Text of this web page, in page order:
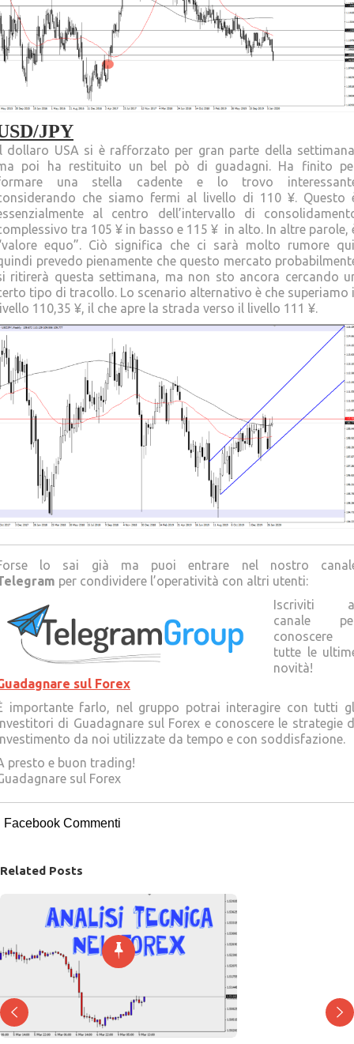
JPY
dollaro USA si è rafforzato per gran parte della
poi ha restituito un bel pò di guadagni. Ha finito
una stella cadente e lo trovo
che siamo fermi al livello di 110 ¥. Questo
al centro dell’intervallo di
tra 105 ¥ in basso e 115 ¥ in alto. In altre parole,
equo”. Ciò significa che ci sarà molto rumore
prevedo pienamente che questo mercato
ritirerà questa settimana, ma non sto ancora cercando
tipo di tracollo. Lo scenario alternativo è che superiamo
110,35 ¥, il che apre la strada verso il livello 111 ¥.
lo sai già ma puoi entrare nel nostro
per condividere l’operatività con altri utenti:
Iscriviti
canale
conoscere
tutte le
novità!
sul Forex
importante farlo, nel gruppo potrai interagire con tutti
di Guadagnare sul Forex e conoscere le strategie
da noi utilizzate da tempo e con soddisfazione.
presto e buon trading!
sul Forex
Facebook Commenti
Related Posts